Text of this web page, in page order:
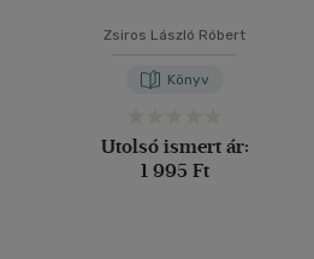
Zsiros László Róbert
Könyv
Utolsó ismert ár:
1 995 Ft